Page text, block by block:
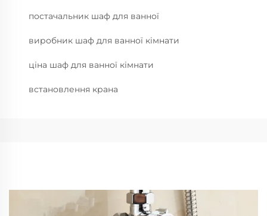
постачальник шаф для ванної
виробник шаф для ванної кімнати
ціна шаф для ванної кімнати
встановлення крана